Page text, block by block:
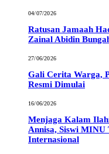
04/07/2026
Ratusan Jamaah
Zainal Abidin
27/06/2026
Gali Cerita Warga,
Resmi Dimulai
16/06/2026
Menjaga Kalam
Annisa, Siswi
Internasional